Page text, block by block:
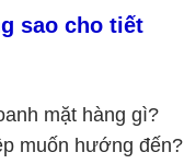
sao cho tiết
mặt hàng gì?
muốn hướng đến?